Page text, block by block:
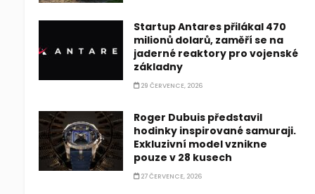
Startup Antares přilákal 470
milionů dolarů, zaměří se na
jaderné reaktory pro vojenské
základny
29 ČERVENCE, 2026
Roger Dubuis představil
hodinky inspirované samuraji.
Exkluzivní model vznikne
pouze v 28 kusech
27 ČERVENCE, 2026